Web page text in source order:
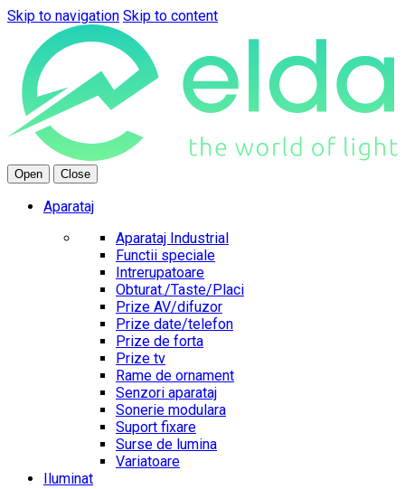
Skip to navigation Skip to content
Open Close
Aparataj
Aparataj Industrial
Functii speciale
Intrerupatoare
Obturat./Taste/Placi
Prize AV/difuzor
Prize date/telefon
Prize de forta
Prize tv
Rame de ornament
Senzori aparataj
Sonerie modulara
Suport fixare
Surse de lumina
Variatoare
Iluminat